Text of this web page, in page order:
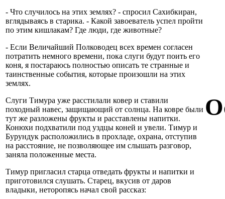
- Что случилось на этих землях? - спросил Сахибкиран,
вглядываясь в старика. - Какой завоеватель успел пройти
по этим кишлакам? Где люди, где животные?
- Если Величайший Полководец всех времен согласен
потратить немного времени, пока слуги будут поить его
коня, я постараюсь полностью описать те странные и
таинственные события, которые произошли на этих
землях.
Слуги Тимура уже расстилали ковер и ставили
походный навес, защищающий от солнца. На ковре были
тут же разложены фрукты и расставлены напитки.
Конюхи подхватили под уздцы коней и увели. Тимур и
Бурундук расположились в прохладе, охрана, отступив
на расстояние, не позволяющее им слышать разговор,
заняла положенные места.
Тимур пригласил старца отведать фрукты и напитки и
приготовился слушать. Старец, вкусив от даров
владыки, неторопясь начал свой рассказ: